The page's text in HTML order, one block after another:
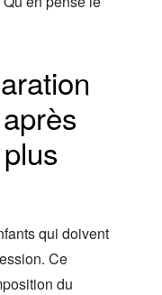
qui doivent
Ce
du